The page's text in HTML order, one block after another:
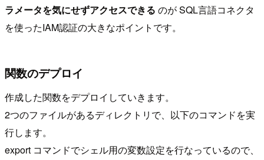
ラメータを気にせずアクセスできる のが SQL言語コネクタ
を使ったIAM認証の大きなポイントです。
関数のデプロイ
作成した関数をデプロイしていきます。
2つのファイルがあるディレクトリで、以下のコマンドを実
行します。
export コマンドでシェル用の変数設定を行なっているので、